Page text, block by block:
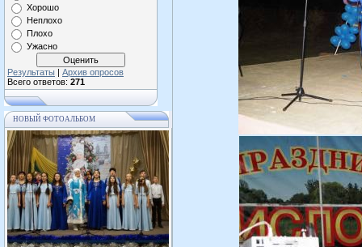
Хорошо
Неплохо
Плохо
Ужасно
Результаты | Архив опросов
Всего ответов: 271
НОВЫЙ ФОТОАЛЬБОМ